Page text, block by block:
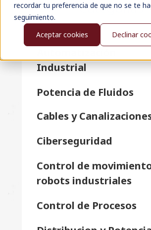
recordar tu preferencia de que no se te
seguimiento.
Aceptar cookies
Declinar
Categorías
Todos
Industrial
Potencia de Fluidos
Cables y
Ciberseguridad
Control de
robots industriales
Control de Procesos